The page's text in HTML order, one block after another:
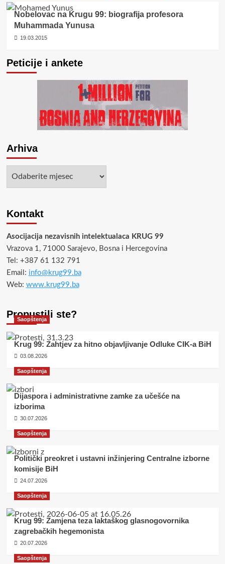
Nobelovac na Krugu 99: biografija profesora
Muhammada Yunusa
19.03.2015
Peticije i ankete
Arhiva
Kontakt
Asocijacija nezavisnih intelektualaca KRUG 99
Vrazova 1, 71000 Sarajevo, Bosna i Hercegovina
Tel: +387 61 132 791
Email: info@krug99.ba
Web: www.krug99.ba
Propustili ste?
Saopštenja
Krug 99: Zahtjev za hitno objavljivanje Odluke CIK-a BiH
03.08.2026
Saopštenja
Dijaspora i administrativne zamke za učešće na
izborima
30.07.2026
Saopštenja
Politički preokret i ustavni inžinjering Centralne izborne
komisije BiH
24.07.2026
Saopštenja
Krug 99: Zamjena teza laktaškog glasnogovornika
zagrebačkih hegemonista
20.07.2026
Saopštenja